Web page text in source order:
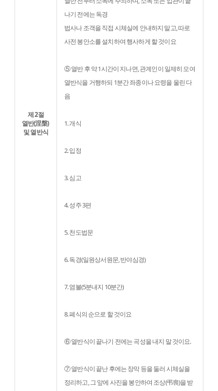
제 2절
열반(涅槃)
및 열반식
나기 전에는 독경
법사나 조객을 직접 시체실에 안내하지 말고, 따로
사전 봉안소를 설치하여 행사하게 할 것이요
⑤ 열반 후 약 1시간이 지나면, 관계인이 일제히 모여
열반식을 거행하되 1분간 좌종이나 요령을 울린 다
음
1. 개식
2. 입정
3. 심고
4. 성주 3편
5. 천도법문
6. 독경(일원상서원문, 반야심경)
7. 염불(5분내지 10분간)
8. 폐식의 순으로 할 것이요
⑥ 열반식이 끝나기 전에는 곡성을 내지 말 것이요.
⑦ 열반식이 끝난 후에는 장막 등을 둘러 시체실을
정리하고, 그 앞에 사진을 봉안하여 조상(弔喪)을 받